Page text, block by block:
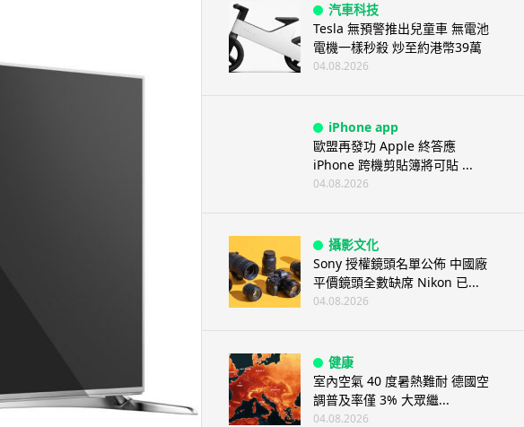
汽車科技
Tesla 無預警推出兒童車 無電池
電機一樣秒殺 炒至約港幣39萬
04.08.2026
iPhone app
歐盟再發功 Apple 終答應
iPhone 跨機剪貼簿將可貼 ...
04.08.2026
攝影文化
Sony 授權鏡頭名單公佈 中國廠
平價鏡頭全數缺席 Nikon 已...
04.08.2026
健康
室內空氣 40 度暑熱難耐 德國空
調普及率僅 3% 大眾繼...
04.08.2026